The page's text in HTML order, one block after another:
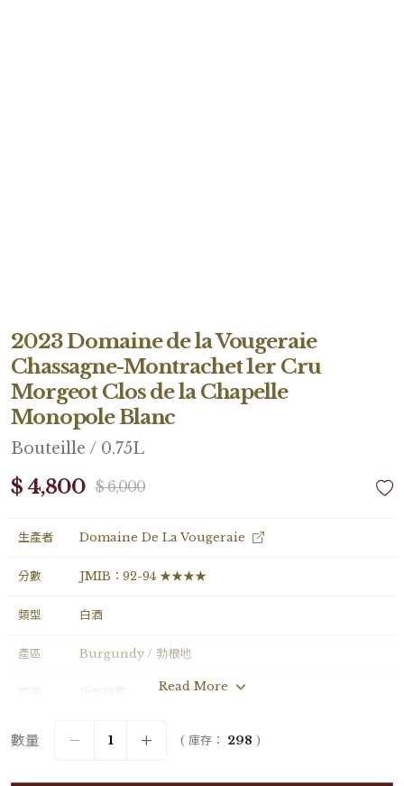
2023 Domaine de la Vougeraie
Chassagne-Montrachet 1er Cru
Morgeot Clos de la Chapelle
Monopole Blanc
Bouteille / 0.75L
$ 4,800 $ 6,000
生產者 Domaine De La Vougeraie
分數 JMIB：92-94 ★★★★
類型 白酒
產區 Burgundy / 勃根地
國家 所有國家
年份
Read More
數量 ( 庫存： 298 )